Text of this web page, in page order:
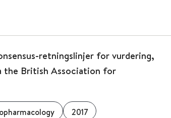
retningslinjer for vurdering,
the British Association for
2017